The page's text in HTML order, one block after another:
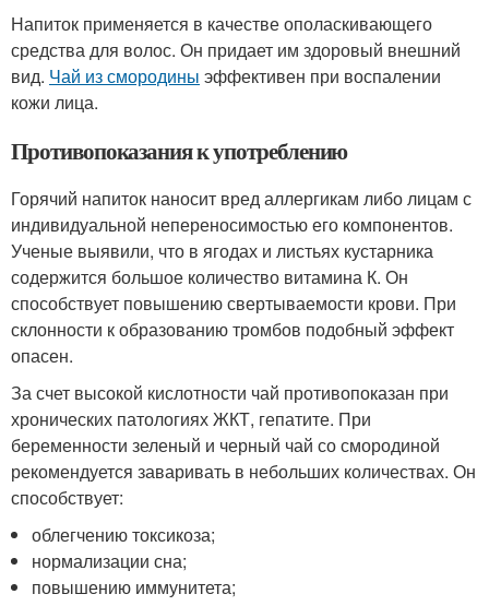
Напиток применяется в качестве ополаскивающего
средства для волос. Он придает им здоровый внешний
вид. Чай из смородины эффективен при воспалении
кожи лица.
Противопоказания к употреблению
Горячий напиток наносит вред аллергикам либо лицам с
индивидуальной непереносимостью его компонентов.
Ученые выявили, что в ягодах и листьях кустарника
содержится большое количество витамина К. Он
способствует повышению свертываемости крови. При
склонности к образованию тромбов подобный эффект
опасен.
За счет высокой кислотности чай противопоказан при
хронических патологиях ЖКТ, гепатите. При
беременности зеленый и черный чай со смородиной
рекомендуется заваривать в небольших количествах. Он
способствует:
облегчению токсикоза;
нормализации сна;
повышению иммунитета;